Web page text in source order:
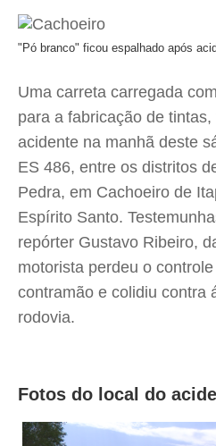
"Pó branco" ficou espalhado após
Uma carreta carregada
para a fabricação de
acidente na manhã deste
ES 486, entre os distritos
Pedra, em Cachoeiro de
Espírito Santo.
repórter Gustavo Ribeiro,
motorista perdeu o
contramão e colidiu contra
rodovia.
Fotos do local do